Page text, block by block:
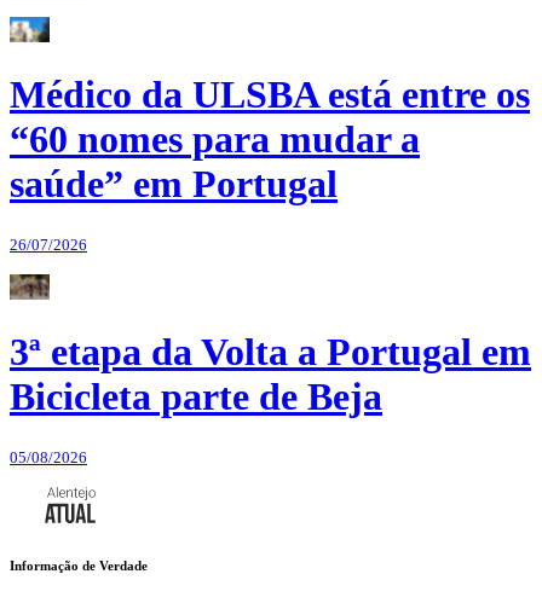
Médico da ULSBA está entre os
“60 nomes para mudar a
saúde” em Portugal
26/07/2026
3ª etapa da Volta a Portugal em
Bicicleta parte de Beja
05/08/2026
Informação de Verdade